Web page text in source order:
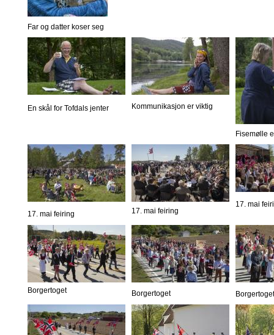
Far og datter koser seg
En skål for Tofdals jenter Kommunikasjon er viktig
Fisemølle
17. mai feiring 17. mai feiring
17. mai
Borgertoget Borgertoget Borgertoget